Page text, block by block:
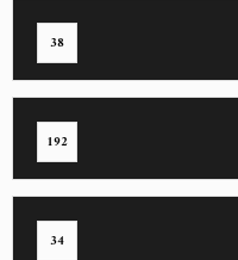
38
192
34